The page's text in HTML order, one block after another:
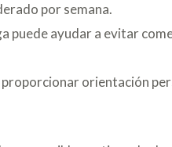
por semana.
puede ayudar a evitar
orientación